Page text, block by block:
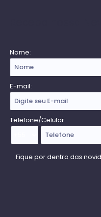
Nome:
E-mail:
Telefone/Celular: